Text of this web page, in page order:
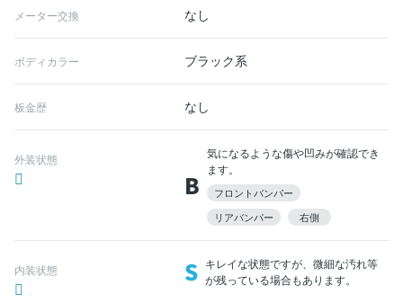
メーター交換 なし
ボディカラー ブラック系
板金歴 なし
外装状態
B
気になるような傷や凹みが確認でき
ます。
フロントバンパー
リアバンパー
右側
内装状態 S キレイな状態ですが、微細な汚れ等
が残っている場合もあります。